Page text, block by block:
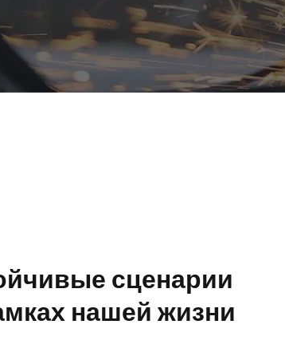
сценарии
нашей жизни